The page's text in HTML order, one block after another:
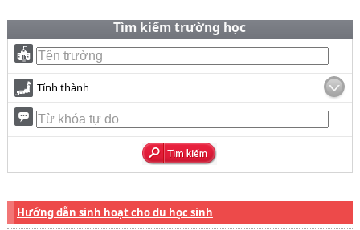
Tìm kiếm trường học
Tỉnh thành
Hướng dẫn sinh hoạt cho du học sinh